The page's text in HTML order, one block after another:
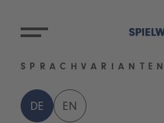
SPRACHVARIANTEN
DE EN